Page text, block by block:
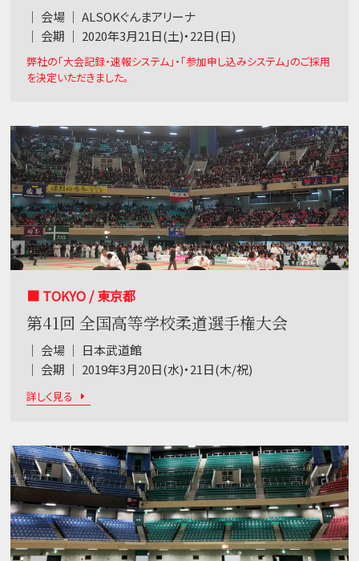
｜ 会場 ｜ ALSOKぐんまアリーナ
｜ 会期 ｜ 2020年3月21日(土)・22日(日)
弊社の「大会記録・速報システム」・「参加申し込みシステム」のご採用
を決定いただきました。
■ TOKYO / 東京都
第41回 全国高等学校柔道選手権大会
｜ 会場 ｜ 日本武道館
｜ 会期 ｜ 2019年3月20日(水)・21日(木/祝)
詳しく見る